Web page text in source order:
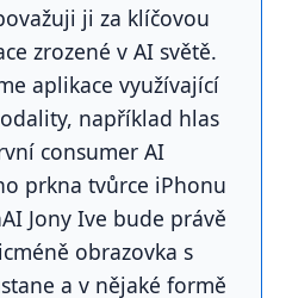
ji za klíčovou
zrozené v AI světě.
aplikace využívající
například hlas
consumer AI
prkna tvůrce iPhonu
Jony Ive bude právě
obrazovka s
a v nějaké formě